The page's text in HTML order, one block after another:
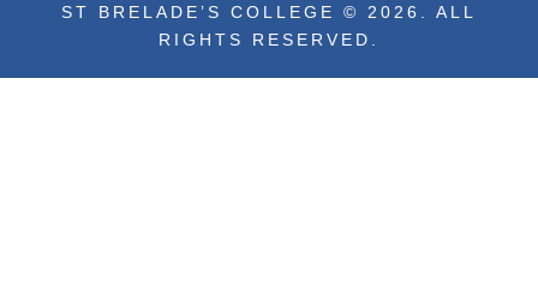
ST BRELADE’S COLLEGE © 2026. ALL
RIGHTS RESERVED.